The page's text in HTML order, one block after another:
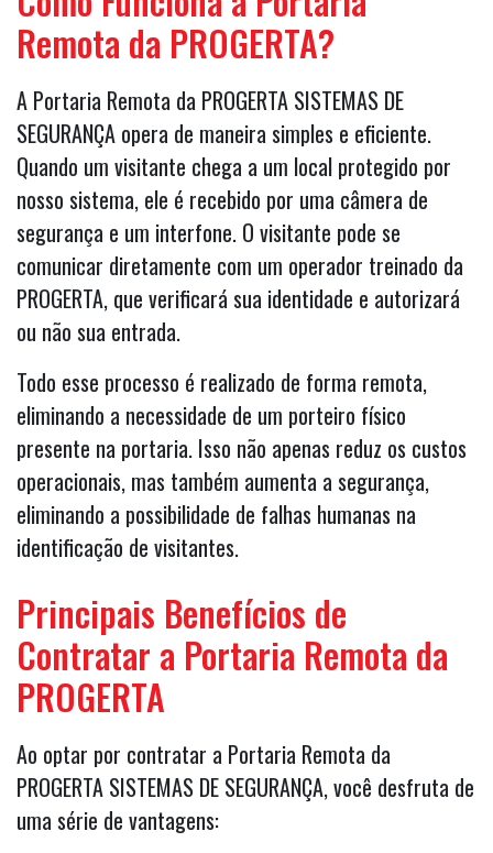
Remota da PROGERTA?
A Portaria Remota da PROGERTA SISTEMAS DE
SEGURANÇA opera de maneira simples e eficiente.
Quando um visitante chega a um local protegido por
nosso sistema, ele é recebido por uma câmera de
segurança e um interfone. O visitante pode se
comunicar diretamente com um operador treinado da
PROGERTA, que verificará sua identidade e autorizará
ou não sua entrada.
Todo esse processo é realizado de forma remota,
eliminando a necessidade de um porteiro físico
presente na portaria. Isso não apenas reduz os custos
operacionais, mas também aumenta a segurança,
eliminando a possibilidade de falhas humanas na
identificação de visitantes.
Principais Benefícios de
Contratar a Portaria Remota da
PROGERTA
Ao optar por contratar a Portaria Remota da
PROGERTA SISTEMAS DE SEGURANÇA, você desfruta de
uma série de vantagens: